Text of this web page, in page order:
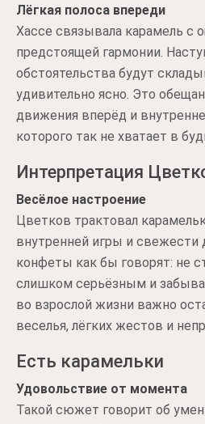
Лёгкая полоса впереди
Хассе связывала карамель с
предстоящей гармонии.
обстоятельства будут
удивительно ясно. Это
движения вперёд и
которого так не хватает в
Интерпретация
Весёлое настроение
Цветков трактовал
внутренней игры и
конфеты как бы говорят: не
слишком серьёзным и
во взрослой жизни важно
веселья, лёгких жестов и
Есть карамельки
Удовольствие от момента
Такой сюжет говорит об